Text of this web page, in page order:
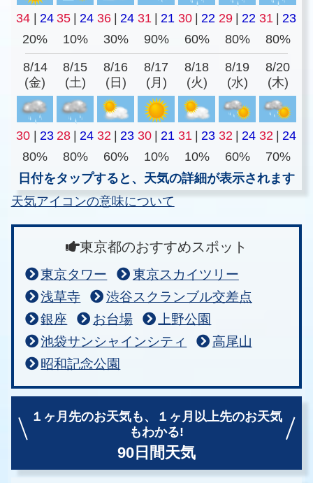
34 24 35 24 36 24 31 21 30 22 29 22 31
23
20%
10% 30% 90% 60% 80% 80%
8/14
(金)
8/15
(土)
8/16
(日)
8/17
(月)
8/18
(火)
8/19
(水)
8/20
(木)
30 23 28 24 32 23 30 21 31 23 32 24 32
24
80%
80% 60% 10% 10% 60%
70%
日付をタップすると、天気の詳細が表示されます
天気アイコンの意味について
東京都のおすすめスポット
東京タワー
東京スカイツリー
浅草寺
渋谷スクランブル交差点
銀座
お台場
上野公園
池袋サンシャインシティ
高尾山
昭和記念公園
１ヶ月先のお天気も、
１ヶ月以上先のお天気
もわかる!
90日間天気